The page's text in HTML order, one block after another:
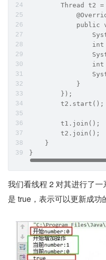
Thread t2 =
public
            }
        });
        t2.start();
        t1.join();
        t2.join();
    }
}
我们看线程 2 对其进行了
是 true，表示可以更新成功